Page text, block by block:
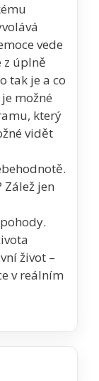
vede
z úplně
tak je a co
možné
který
vidět
jen
život –
v reálním